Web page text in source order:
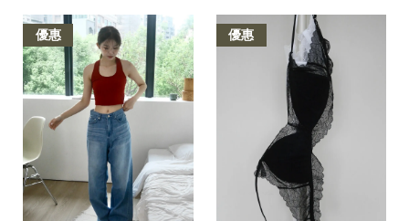
優惠 優惠